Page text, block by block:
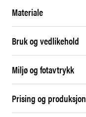
Materiale
Bruk og vedlikehold
Miljø og fotavtrykk
Prising og produksjon